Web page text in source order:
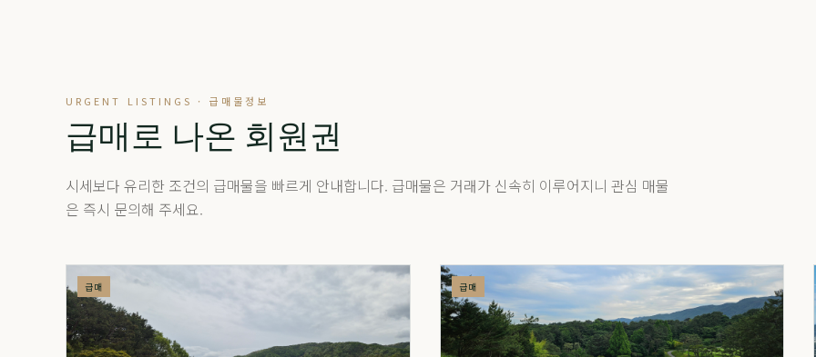
URGENT LISTINGS · 급매물정보
급매로 나온 회원권
시세보다 유리한 조건의 급매물을 빠르게 안내합니다. 급매물은 거래가 신속히 이루어지니 관심 매물
은 즉시 문의해 주세요.
급매 급매